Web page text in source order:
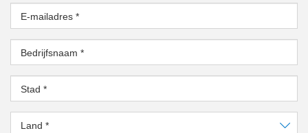
E-mailadres *
Bedrijfsnaam *
Stad *
Land *